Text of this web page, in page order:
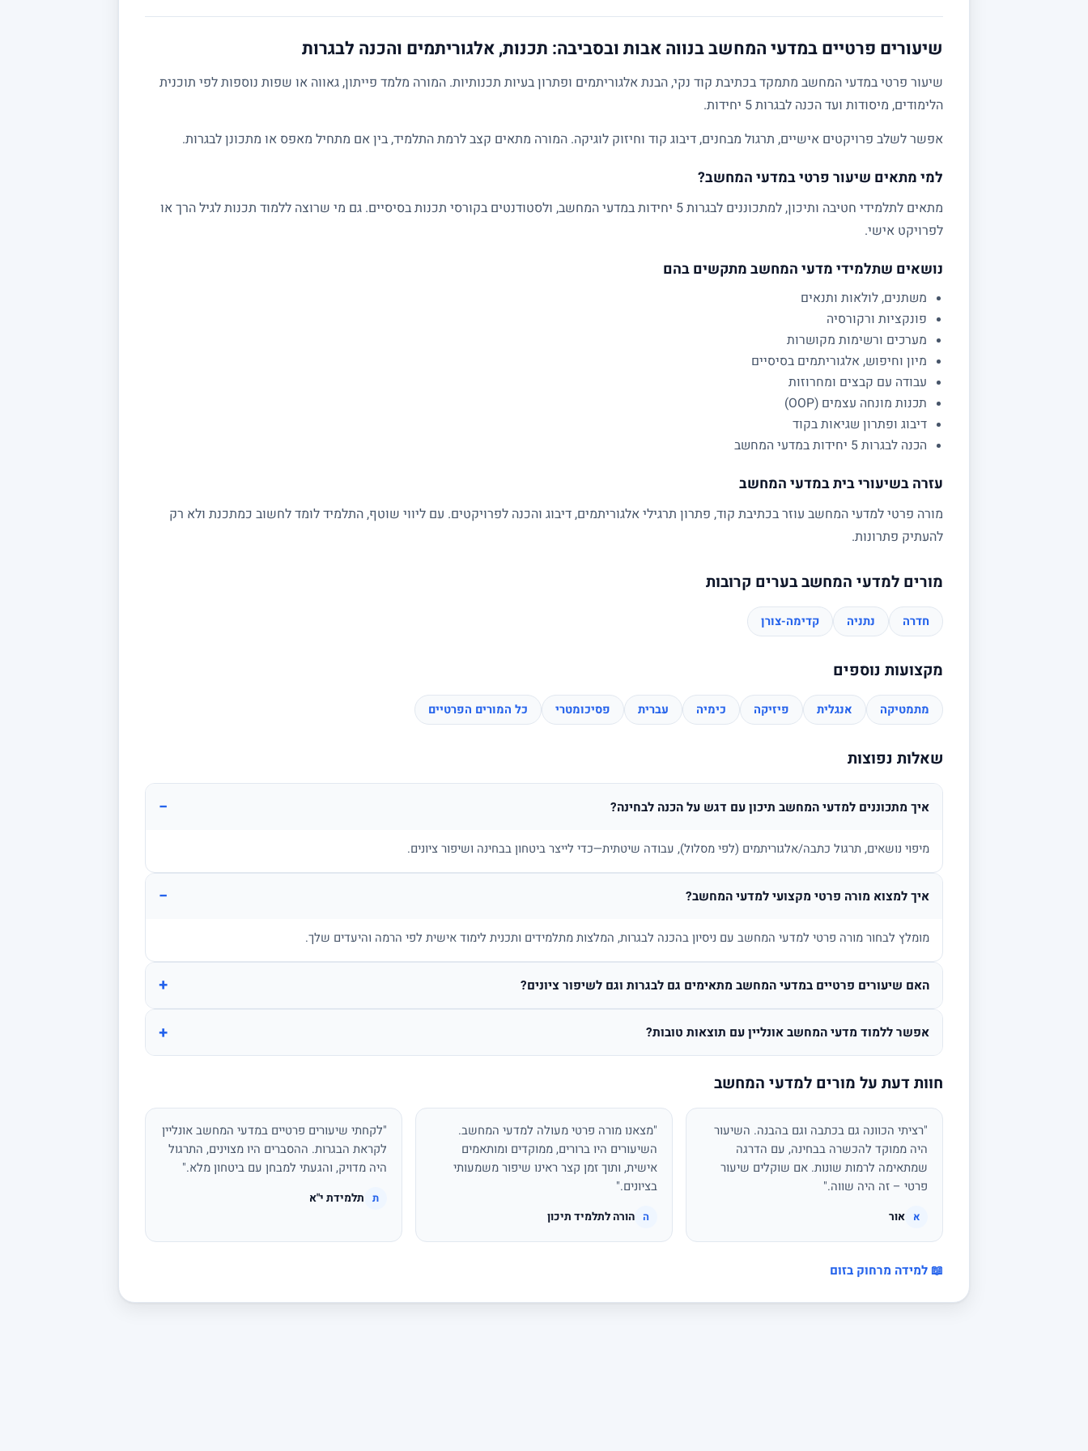
שיעורים פרטיים במדעי המחשב בנווה אבות ובסביבה: תכנות, אלגוריתמים והכנה לבגרות
שיעור פרטי במדעי המחשב מתמקד בכתיבת קוד נקי, הבנת אלגוריתמים ופתרון בעיות תכנותיות. המורה מלמד פייתון, גאווה או שפות נוספות לפי תוכנית
הלימודים, מיסודות ועד הכנה לבגרות 5 יחידות.
אפשר לשלב פרויקטים אישיים, תרגול מבחנים, דיבוג קוד וחיזוק לוגיקה. המורה מתאים קצב לרמת התלמיד, בין אם מתחיל מאפס או מתכונן לבגרות.
למי מתאים שיעור פרטי במדעי המחשב?
מתאים לתלמידי חטיבה ותיכון, למתכוננים לבגרות 5 יחידות במדעי המחשב, ולסטודנטים בקורסי תכנות בסיסיים. גם מי שרוצה ללמוד תכנות לגיל הרך או
לפרויקט אישי.
נושאים שתלמידי מדעי המחשב מתקשים בהם
משתנים, לולאות ותנאים
פונקציות ורקורסיה
מערכים ורשימות מקושרות
מיון וחיפוש, אלגוריתמים בסיסיים
עבודה עם קבצים ומחרוזות
תכנות מונחה עצמים (OOP)
דיבוג ופתרון שגיאות בקוד
הכנה לבגרות 5 יחידות במדעי המחשב
עזרה בשיעורי בית במדעי המחשב
מורה פרטי למדעי המחשב עוזר בכתיבת קוד, פתרון תרגילי אלגוריתמים, דיבוג והכנה לפרויקטים. עם ליווי שוטף, התלמיד לומד לחשוב כמתכנת ולא רק
להעתיק פתרונות.
מורים למדעי המחשב בערים קרובות
חדרה נתניה קדימה-צורן
מקצועות נוספים
מתמטיקה אנגלית פיזיקה כימיה עברית פסיכומטרי כל המורים הפרטיים
שאלות נפוצות
איך מתכוננים למדעי המחשב תיכון עם דגש על הכנה לבחינה? −
מיפוי נושאים, תרגול כתבה/אלגוריתמים (לפי מסלול), עבודה שיטתית—כדי לייצר ביטחון בבחינה ושיפור ציונים.
איך למצוא מורה פרטי מקצועי למדעי המחשב? −
מומלץ לבחור מורה פרטי למדעי המחשב עם ניסיון בהכנה לבגרות, המלצות מתלמידים ותכנית לימוד אישית לפי הרמה והיעדים שלך.
האם שיעורים פרטיים במדעי המחשב מתאימים גם לבגרות וגם לשיפור ציונים? +
אפשר ללמוד מדעי המחשב אונליין עם תוצאות טובות? +
חוות דעת על מורים למדעי המחשב
"רציתי הכוונה גם בכתבה וגם בהבנה. השיעור
היה ממוקד להכשרה בבחינה, עם הדרגה
שמתאימה לרמות שונות. אם שוקלים שיעור
פרטי – זה היה שווה."
א אור
"מצאנו מורה פרטי מעולה למדעי המחשב.
השיעורים היו ברורים, ממוקדים ומותאמים
אישית, ותוך זמן קצר ראינו שיפור משמעותי
בציונים."
ה הורה לתלמיד תיכון
"לקחתי שיעורים פרטיים במדעי המחשב אונליין
לקראת הבגרות. ההסברים היו מצוינים, התרגול
היה מדויק, והגעתי למבחן עם ביטחון מלא."
ת תלמידת י"א
📖 למידה מרחוק בזום